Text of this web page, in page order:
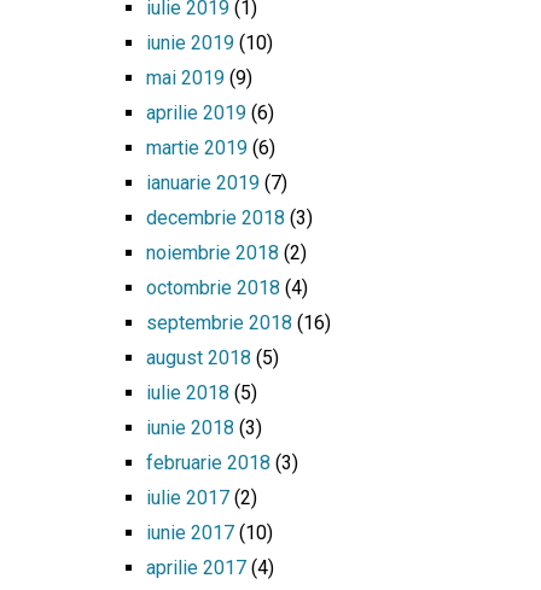
iulie 2019(1)
iunie 2019(10)
mai 2019(9)
aprilie 2019(6)
martie 2019(6)
ianuarie 2019(7)
decembrie 2018 (3)
noiembrie 2018 (2)
octombrie 2018 (4)
septembrie 2018 (16)
august 2018 (5)
iulie 2018 (5)
iunie 2018 (3)
februarie 2018 (3)
iulie 2017(2)
iunie 2017(10)
aprilie 2017(4)